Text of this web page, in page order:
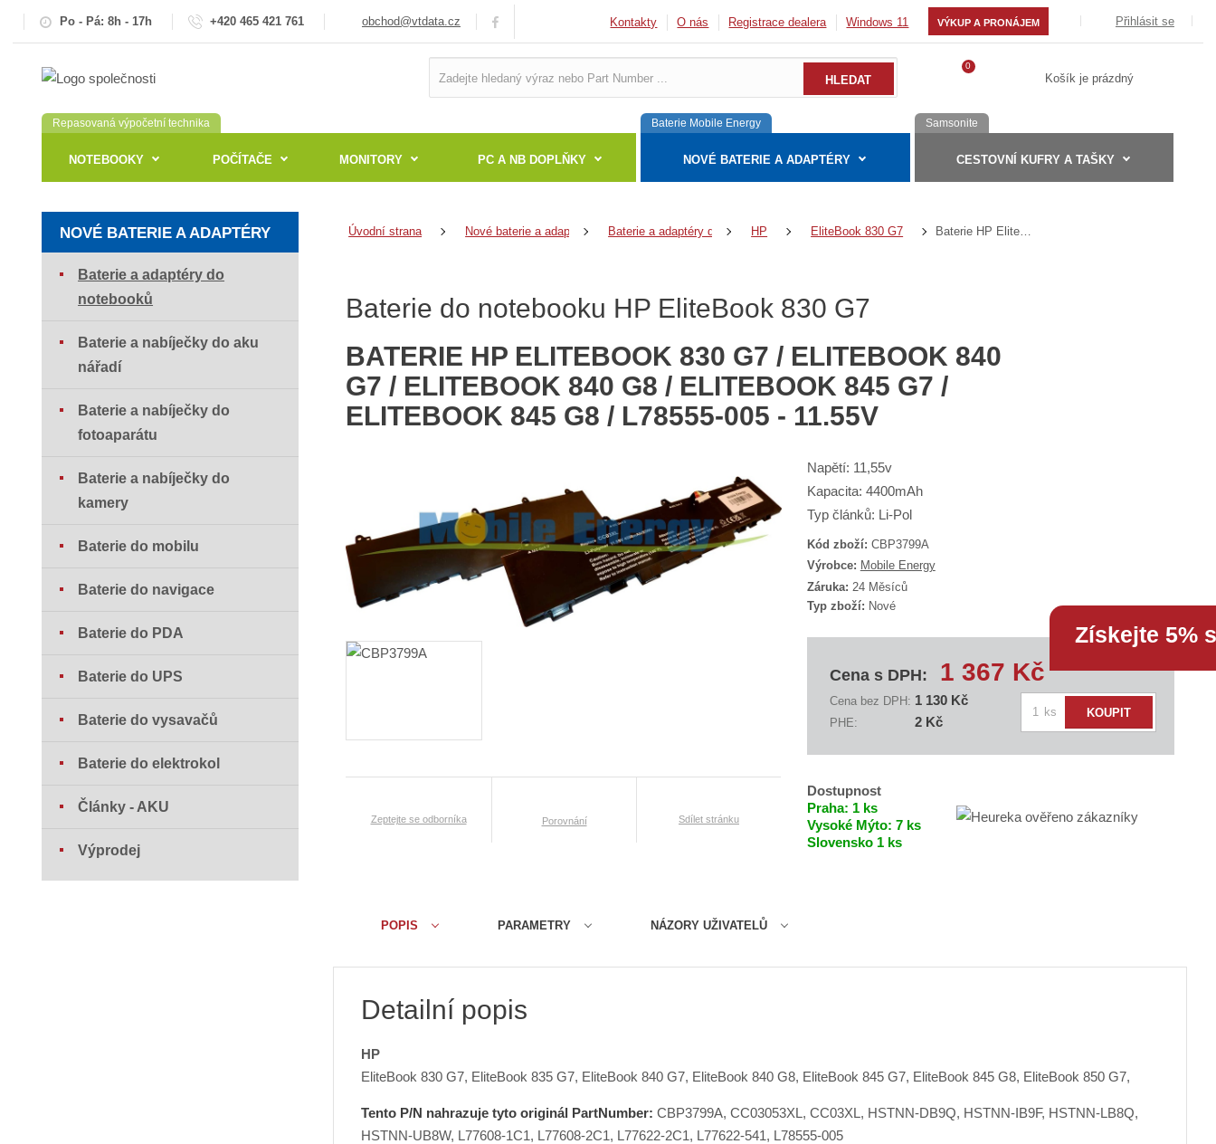
Po - Pá: 8h - 17h +420 465 421 761 obchod@vtdata.cz Kontakty O nás Registrace dealera Windows 11 VÝKUP A PRONÁJEM Přihlásit se
0
Košík je prázdný
Repasovaná výpočetní technika
NOTEBOOKY POČÍTAČE MONITORY PC A NB DOPLŇKY
Baterie Mobile Energy
NOVÉ BATERIE A ADAPTÉRY
Samsonite
CESTOVNÍ KUFRY A TAŠKY
Úvodní strana Nové baterie a adaptéry Baterie a adaptéry do notebooků
HP EliteBook 830 G7
Baterie do notebooku HP EliteBook 830 G7
BATERIE HP ELITEBOOK 830 G7 / ELITEBOOK 840
G7 / ELITEBOOK 840 G8 / ELITEBOOK 845 G7 /
ELITEBOOK 845 G8 / L78555-005 - 11.55V
Zeptejte se odborníka Porovnání Sdílet stránku
Napětí: 11,55v
Kapacita: 4400mAh
Typ článků: Li-Pol
Kód zboží: CBP3799A
K
ó
d
d
d
:
N
B
C
B
Výrobce: Mobile Energy
Záruka: 24 Měsíců
Typ zboží: Nové
Cena s DPH: 1 367 Kč
Cena bez DPH: 1 130 Kč
PHE: 2 Kč
p
ks KOUPIT
Dostupnost
Praha: 1 ks
Vysoké Mýto: 7 ks
Slovensko1 ks
POPIS PARAMETRY NÁZORY UŽIVATELŮ
Detailní popis
HP
EliteBook 830 G7, EliteBook 835 G7, EliteBook 840 G7, EliteBook 840 G8, EliteBook 845 G7, EliteBook 845 G8, EliteBook 850 G7,
Tento P/N nahrazuje tyto originál PartNumber: CBP3799A, CC03053XL, CC03XL, HSTNN-DB9Q, HSTNN-IB9F, HSTNN-LB8Q,
HSTNN-UB8W, L77608-1C1, L77608-2C1, L77622-2C1, L77622-541, L78555-005
NOVÉ BATERIE A ADAPTÉRY
Baterie a adaptéry do
notebooků
Baterie a nabíječky do aku
nářadí
Baterie a nabíječky do
fotoaparátu
Baterie a nabíječky do
kamery
Baterie do mobilu
Baterie do navigace
Baterie do PDA
Baterie do UPS
Baterie do vysavačů
Baterie do elektrokol
Články - AKU
Výprodej
Získejte 5%